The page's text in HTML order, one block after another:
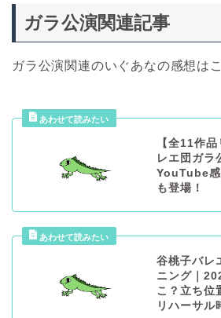
ガラ公演関連記事
ガラ公演関連のいぐあなの感想は
【全11作
レエ団ガラ
YouTube感
も登場！
谷桃子バレ
ニング｜
こ？立ち位
リハーサル